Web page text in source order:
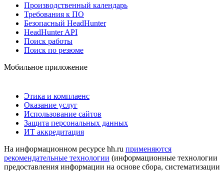
Производственный календарь
Требования к ПО
Безопасный HeadHunter
HeadHunter API
Поиск работы
Поиск по резюме
Мобильное приложение
Этика и комплаенс
Оказание услуг
Использование сайтов
Защита персональных данных
ИТ аккредитация
На информационном ресурсе hh.ru применяются
рекомендательные технологии (информационные технологии
предоставления информации на основе сбора, систематизации